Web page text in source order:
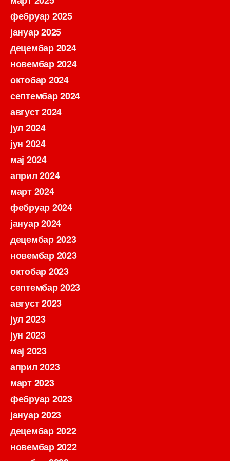
фебруар 2025
јануар 2025
децембар 2024
новембар 2024
октобар 2024
септембар 2024
август 2024
јул 2024
јун 2024
мај 2024
април 2024
март 2024
фебруар 2024
јануар 2024
децембар 2023
новембар 2023
октобар 2023
септембар 2023
август 2023
јул 2023
јун 2023
мај 2023
април 2023
март 2023
фебруар 2023
јануар 2023
децембар 2022
новембар 2022